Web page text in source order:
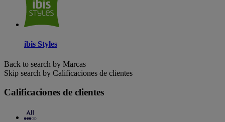
ibis Styles
Back to search by Marcas
Skip search by Calificaciones de clientes
Calificaciones de clientes